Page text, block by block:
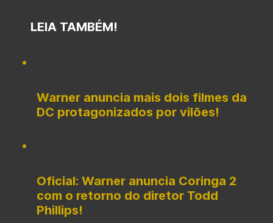
LEIA TAMBÉM!
Warner anuncia mais dois filmes da
DC protagonizados por vilões!
Oficial: Warner anuncia Coringa 2
com o retorno do diretor Todd
Phillips!